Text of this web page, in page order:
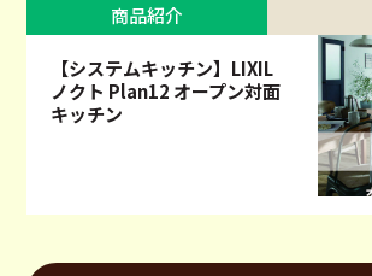
商品紹介
【システムキッチン】LIXIL
ノクト Plan12 オープン対面
キッチン